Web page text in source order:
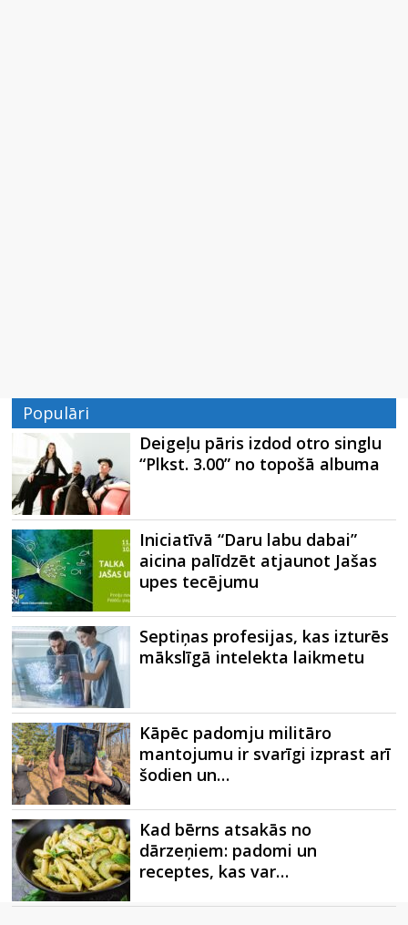
Populāri
Deigeļu pāris izdod otro singlu
“Plkst. 3.00” no topošā albuma
Iniciatīvā “Daru labu dabai”
aicina palīdzēt atjaunot Jašas
upes tecējumu
Septiņas profesijas, kas izturēs
mākslīgā intelekta laikmetu
Kāpēc padomju militāro
mantojumu ir svarīgi izprast arī
šodien un…
Kad bērns atsakās no
dārzeņiem: padomi un
receptes, kas var…